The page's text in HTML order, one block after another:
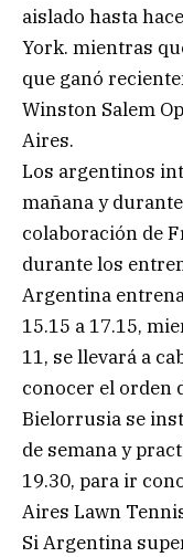
aislado hasta
York. mientras
que ganó
Winston Salem
Aires.
Los argentinos
mañana y
colaboración de
durante los
Argentina
15.15 a 17.15,
11, se llevará a
conocer el orden
Bielorrusia se
de semana y
19.30, para ir
Aires Lawn
Si Argentina